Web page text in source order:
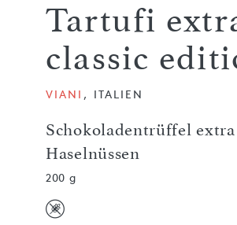
Tartufi
classic
Schokoladentrüffel
Haselnüssen
VIANI , ITALIEN
200 g